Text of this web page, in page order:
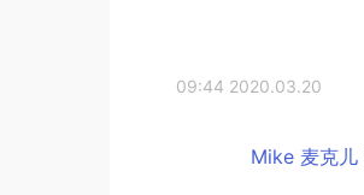
2020.03.20 09:44